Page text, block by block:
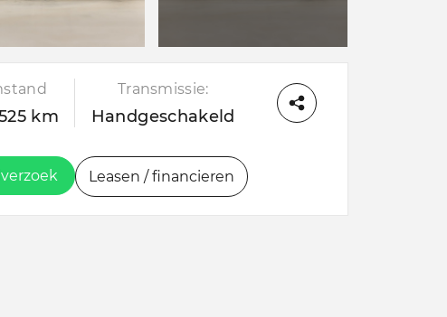
km
Transmissie:
Handgeschakeld
Leasen / financieren